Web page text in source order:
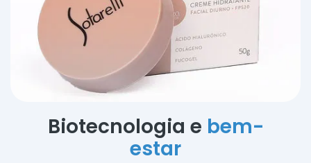
Biotecnologia e bem-
estar